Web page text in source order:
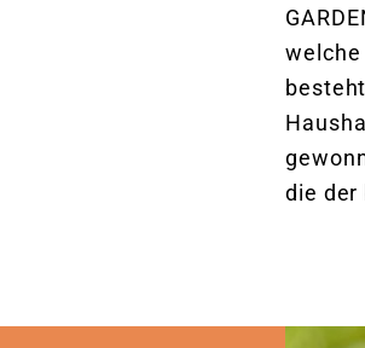
welche
die der